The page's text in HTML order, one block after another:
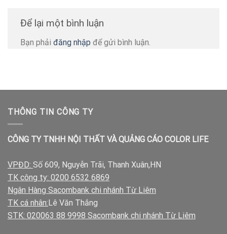
Để lại một bình luận
Bạn phải đăng nhập để gửi bình luận.
THÔNG TIN CÔNG TY
CÔNG TY TNHH NỘI THẤT VÀ QUẢNG CÁO COLOR LIFE
VPĐD: Số 609, Nguyễn Trãi, Thanh Xuân,HN
TK công ty: 0200 6532 6869
Ngân Hàng Sacombank chi nhánh Từ Liêm
TK cá nhân: Lê Văn Thắng
STK: 020063 88 9998 Sacombank chi nhánh Từ Liêm